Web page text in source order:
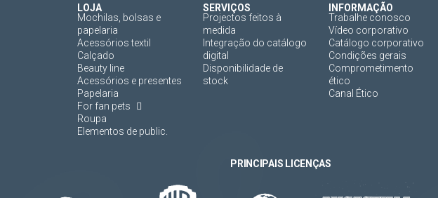
LOJA
Mochilas, bolsas e
papelaria
Acessórios textil
Calçado
Beauty line
Acessórios e presentes
Papelaria
For fan pets
Roupa
Elementos de public.
SERVIÇOS
Projectos feitos à
medida
Integração do catálogo
digital
Disponibilidade de
stock
INFORMAÇÃO
Trabalhe conosco
Vídeo corporativo
Catálogo corporativo
Condições gerais
Comprometimento
ético
Canal Ético
PRINCIPAIS LICENÇAS